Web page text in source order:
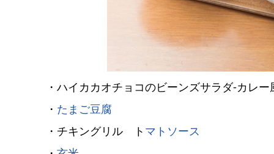
・ハイカカオチョコのビーンズサラダ-カレー
・ たまご豆腐
・チキングリル ト マトソース